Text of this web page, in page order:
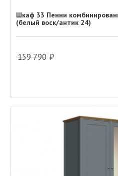
Шкаф 33 Пенни
(белый воск/антик 24)
159 790